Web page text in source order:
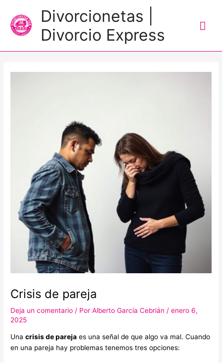
Divorcionetas |
Divorcio Express
Crisis de pareja
Deja un comentario / PorAlberto García Cebrián /enero 6,
2025
Unacrisis de pareja es una señal de que algo va mal. Cuando
en una pareja hay problemas tenemos tres opciones: